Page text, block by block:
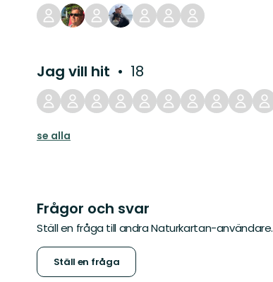
Jag vill hit 18
se alla
Frågor och svar
Ställ en fråga till andra Naturkartan-användare.
Ställ en fråga